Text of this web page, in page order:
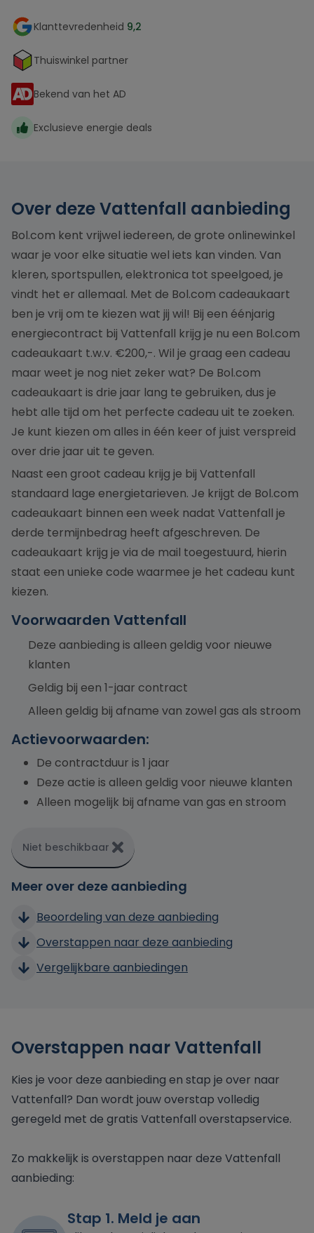
Klanttevredenheid 9,2
Thuiswinkel partner
Bekend van het AD
Exclusieve energie deals
Over deze Vattenfall aanbieding
Bol.com kent vrijwel iedereen, de grote onlinewinkel
waar je voor elke situatie wel iets kan vinden. Van
kleren, sportspullen, elektronica tot speelgoed, je
vindt het er allemaal. Met de Bol.com cadeaukaart
ben je vrij om te kiezen wat jij wil! Bij een éénjarig
energiecontract bij Vattenfall krijg je nu een Bol.com
cadeaukaart t.w.v. €200,-. Wil je graag een cadeau
maar weet je nog niet zeker wat? De Bol.com
cadeaukaart is drie jaar lang te gebruiken, dus je
hebt alle tijd om het perfecte cadeau uit te zoeken.
Je kunt kiezen om alles in één keer of juist verspreid
over drie jaar uit te geven.
Naast een groot cadeau krijg je bij Vattenfall
standaard lage energietarieven. Je krijgt de Bol.com
cadeaukaart binnen een week nadat Vattenfall je
derde termijnbedrag heeft afgeschreven. De
cadeaukaart krijg je via de mail toegestuurd, hierin
staat een unieke code waarmee je het cadeau kunt
kiezen.
Voorwaarden Vattenfall
Deze aanbieding is alleen geldig voor nieuwe
klanten
Geldig bij een 1-jaar contract
Alleen geldig bij afname van zowel gas als stroom
Actievoorwaarden:
De contractduur is 1 jaar
Deze actie is alleen geldig voor nieuwe klanten
Alleen mogelijk bij afname van gas en stroom
Niet beschikbaar
Meer over deze aanbieding
Beoordeling van deze aanbieding
Overstappen naar deze aanbieding
Vergelijkbare aanbiedingen
Overstappen naar Vattenfall
Kies je voor deze aanbieding en stap je over naar
Vattenfall? Dan wordt jouw overstap volledig
geregeld met de gratis Vattenfall overstapservice.
Zo makkelijk is overstappen naar deze Vattenfall
aanbieding:
Stap 1. Meld je aan